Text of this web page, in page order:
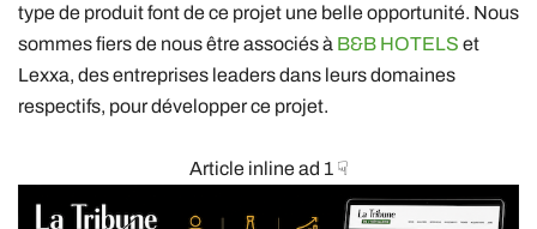
type de produit font de ce projet une belle opportunité. Nous
sommes fiers de nous être associés à B&B HOTELS et
Lexxa, des entreprises leaders dans leurs domaines
respectifs, pour développer ce projet.
Article inline ad 1 ☟